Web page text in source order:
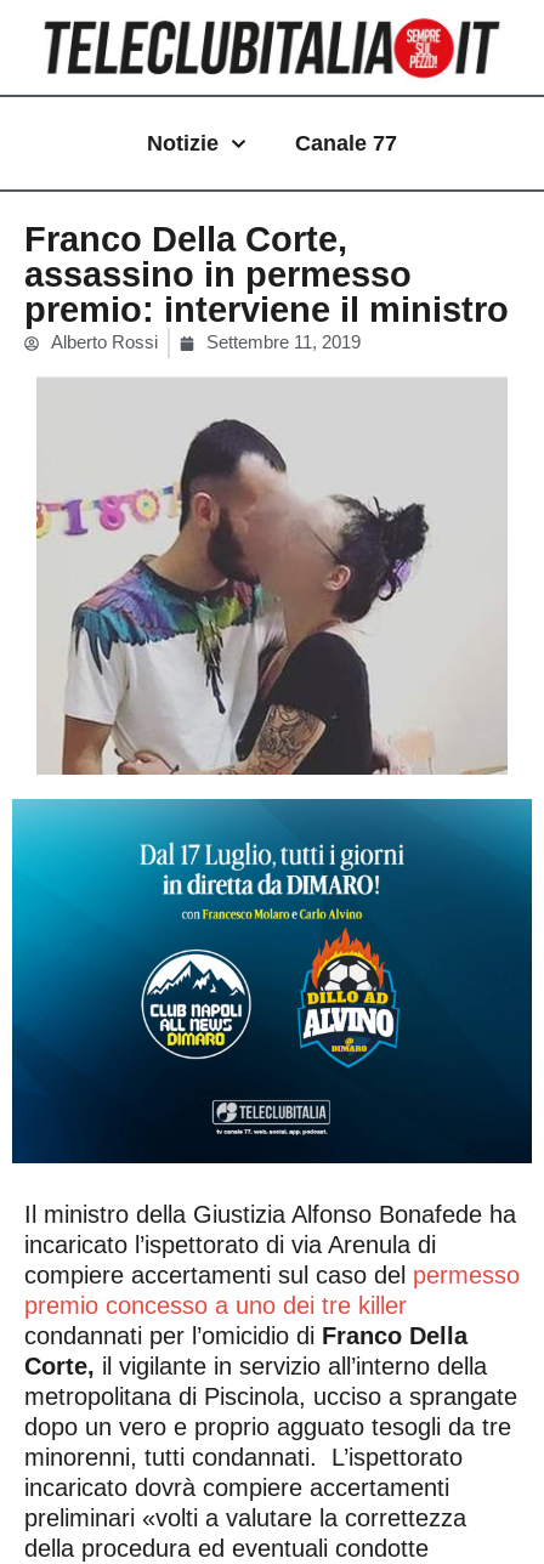
contenuto
Notizie Canale 77
Franco Della Corte,
assassino in permesso
premio: interviene il ministro
Alberto Rossi Settembre 11, 2019
Il ministro della Giustizia Alfonso Bonafede ha
incaricato l’ispettorato di via Arenula di
compiere accertamenti sul caso del permesso
premio concesso a uno dei tre killer
condannati per l’omicidio di Franco Della
Corte, il vigilante in servizio all’interno della
metropolitana di Piscinola, ucciso a sprangate
dopo un vero e proprio agguato tesogli da tre
minorenni, tutti condannati. L’ispettorato
incaricato dovrà compiere accertamenti
preliminari «volti a valutare la correttezza
della procedura ed eventuali condotte